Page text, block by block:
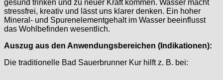
gesund trinken und zu neuer Kraft kommen. Wasser macht
stressfrei, kreativ und lässt uns klarer denken. Ein hoher
Mineral- und Spurenelementgehalt im Wasser beeinflusst
das Wohlbefinden wesentlich.
Auszug aus den Anwendungsbereichen (Indikationen):
Die traditionelle Bad Sauerbrunner Kur hilft z. B. bei: